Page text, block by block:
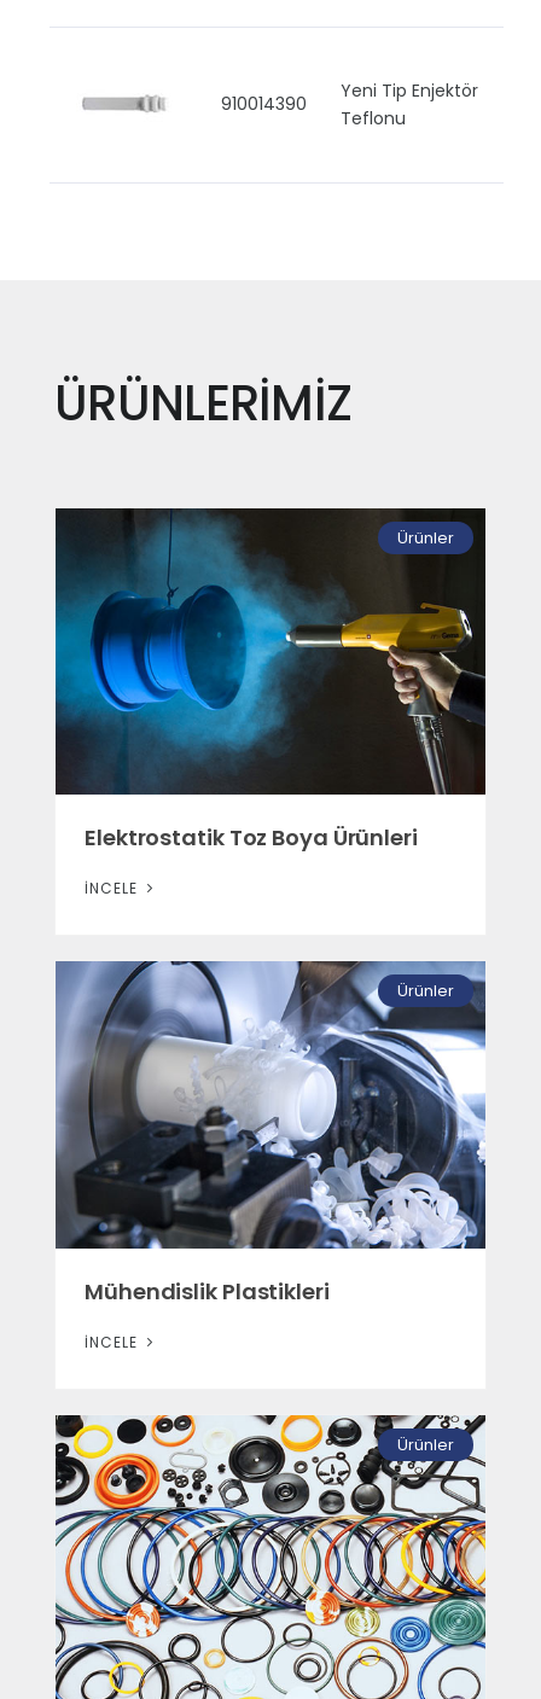
910014390
Yeni Tip Enjektör
Teflonu
ÜRÜNLERİMİZ
Ürünler
Elektrostatik Toz Boya Ürünleri
İNCELE
Ürünler
Mühendislik Plastikleri
İNCELE
Ürünler